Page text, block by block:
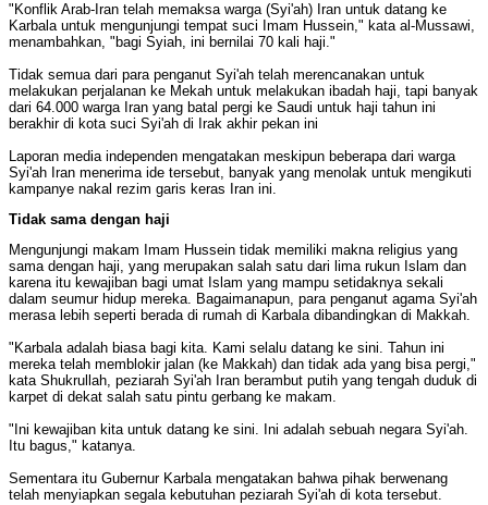
"Konflik Arab-Iran telah memaksa warga (Syi'ah) Iran untuk datang ke
Karbala untuk mengunjungi tempat suci Imam Hussein," kata al-Mussawi,
menambahkan, "bagi Syiah, ini bernilai 70 kali haji."
Tidak semua dari para penganut Syi'ah telah merencanakan untuk
melakukan perjalanan ke Mekah untuk melakukan ibadah haji, tapi banyak
dari 64.000 warga Iran yang batal pergi ke Saudi untuk haji tahun ini
berakhir di kota suci Syi'ah di Irak akhir pekan ini
Laporan media independen mengatakan meskipun beberapa dari warga
Syi'ah Iran menerima ide tersebut, banyak yang menolak untuk mengikuti
kampanye nakal rezim garis keras Iran ini.
Tidak sama dengan haji
Mengunjungi makam Imam Hussein tidak memiliki makna religius yang
sama dengan haji, yang merupakan salah satu dari lima rukun Islam dan
karena itu kewajiban bagi umat Islam yang mampu setidaknya sekali
dalam seumur hidup mereka. Bagaimanapun, para penganut agama Syi'ah
merasa lebih seperti berada di rumah di Karbala dibandingkan di Makkah.
"Karbala adalah biasa bagi kita. Kami selalu datang ke sini. Tahun ini
mereka telah memblokir jalan (ke Makkah) dan tidak ada yang bisa pergi,"
kata Shukrullah, peziarah Syi'ah Iran berambut putih yang tengah duduk di
karpet di dekat salah satu pintu gerbang ke makam.
"Ini kewajiban kita untuk datang ke sini. Ini adalah sebuah negara Syi'ah.
Itu bagus," katanya.
Sementara itu Gubernur Karbala mengatakan bahwa pihak berwenang
telah menyiapkan segala kebutuhan peziarah Syi'ah di kota tersebut.